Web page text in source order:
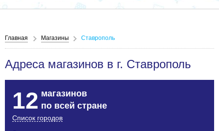
Главная Магазины Ставрополь
Адреса магазинов в г. Ставрополь
12 магазинов
по всей стране
Список городов